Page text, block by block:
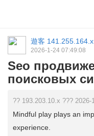
遊客
2026-1-24 07:49:08
Seo
поисковых
?? 193.203.10.x ??? 2026-
Mindful play plays an
experience.